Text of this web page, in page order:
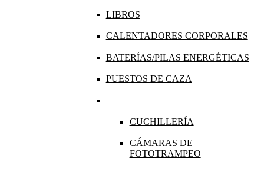
LIBROS
CALENTADORES CORPORALES
BATERÍAS/PILAS ENERGÉTICAS
PUESTOS DE CAZA
CUCHILLERÍA
CÁMARAS DE
FOTOTRAMPEO